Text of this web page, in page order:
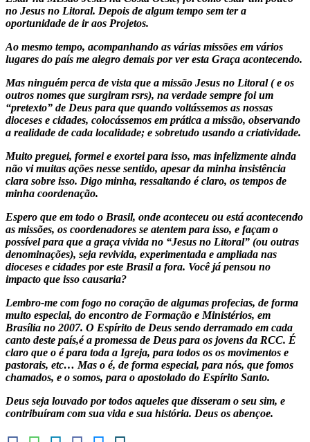
no Jesus no Litoral. Depois de algum tempo sem ter a
oportunidade de ir aos Projetos.
Ao mesmo tempo, acompanhando as várias missões em vários
lugares do país me alegro demais por ver esta Graça acontecendo.
Mas ninguém perca de vista que a missão Jesus no Litoral ( e os
outros nomes que surgiram rsrs), na verdade sempre foi um
“pretexto” de Deus para que quando voltássemos as nossas
dioceses e cidades, colocássemos em prática a missão, observando
a realidade de cada localidade; e sobretudo usando a criatividade.
Muito preguei, formei e exortei para isso, mas infelizmente ainda
não vi muitas ações nesse sentido, apesar da minha insistência
clara sobre isso. Digo minha, ressaltando é claro, os tempos de
minha coordenação.
Espero que em todo o Brasil, onde aconteceu ou está acontecendo
as missões, os coordenadores se atentem para isso, e façam o
possível para que a graça vivida no “Jesus no Litoral” (ou outras
denominações), seja revivida, experimentada e ampliada nas
dioceses e cidades por este Brasil a fora. Você já pensou no
impacto que isso causaria?
Lembro-me com fogo no coração de algumas profecias, de forma
muito especial, do encontro de Formação e Ministérios, em
Brasília no 2007. O Espírito de Deus sendo derramado em cada
canto deste país,é a promessa de Deus para os jovens da RCC. É
claro que o é para toda a Igreja, para todos os os movimentos e
pastorais, etc… Mas o é, de forma especial, para nós, que fomos
chamados, e o somos, para o apostolado do Espírito Santo.
Deus seja louvado por todos aqueles que disseram o seu sim, e
contribuíram com sua vida e sua história. Deus os abençoe.